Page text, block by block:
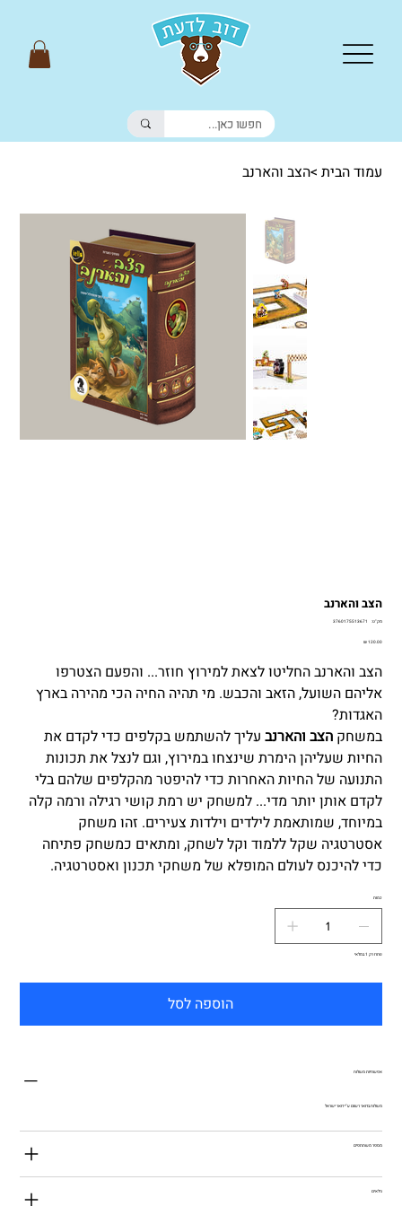
עמוד הבית >הצב והארנב
הצב והארנב
מק"ט:
מק"ט
3760175513671
מחיר‏120.00 ‏₪
הצב והארנב החליטו לצאת למירוץ חוזר... והפעם הצטרפו
אליהם השועל, הזאב והכבש. מי תהיה החיה הכי מהירה בארץ
האגדות?
במשחקהצב והארנב עליך להשתמש בקלפים כדי לקדם את
החיות שעליהן הימרת שינצחו במירוץ, וגם לנצל את תכונות
התנועה של החיות האחרות כדי להיפטר מהקלפים שלהם בלי
לקדם אותן יותר מדי... למשחק יש רמת קושי רגילה ורמה קלה
במיוחד, שמותאמת לילדים וילדות צעירים. זהו משחק
אסטרטגיה שקל ללמוד וקל לשחק, ומתאים כמשחק פתיחה
כדי להיכנס לעולם המופלא של משחקי תכנון ואסטרטגיה.
כמות
נותרו רק 1 במלאי
הוספה לסל
אפשרויות משלוח
משלוח בדואר רשום ע"י דואר ישראל
מספר משתתפים
גילאים